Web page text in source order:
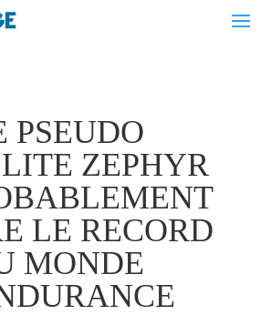
PSEUDO
ZEPHYR
LE RECORD
MONDE